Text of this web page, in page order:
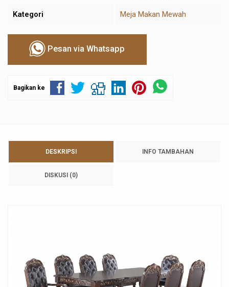
Kategori Meja Makan Mewah
Pesan via Whatsapp
Bagikan ke
DESKRIPSI INFO TAMBAHAN
DISKUSI (0)